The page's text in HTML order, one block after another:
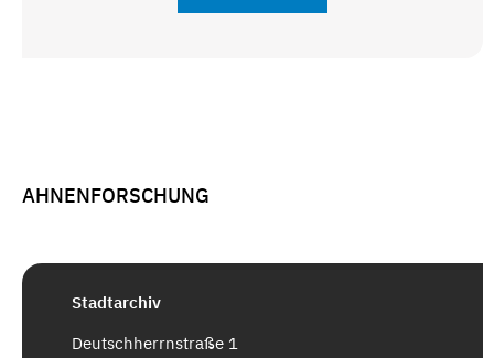
AHNENFORSCHUNG
Stadtarchiv
Deutschherrnstraße 1